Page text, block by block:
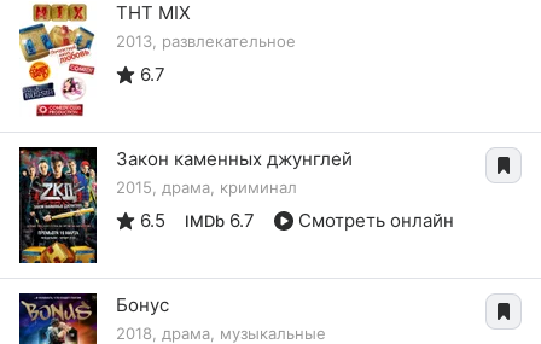
ТНТ MIX
2013, развлекательное
6.7
Закон каменных джунглей
2015, драма, криминал
6.5 IMDb 6.7 Смотреть онлайн
Бонус
2018, драма, музыкальные